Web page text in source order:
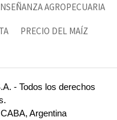
AGROPECUARIA
PRECIO DEL MAÍZ
- Todos los derechos
Argentina